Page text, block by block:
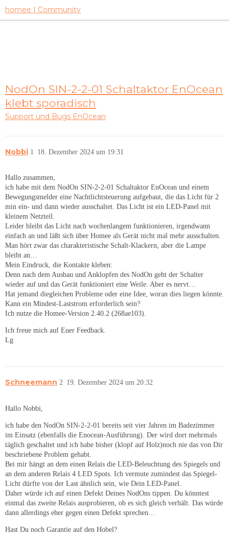
homee | Community
NodOn SIN-2-2-01 Schaltaktor EnOcean
klebt sporadisch
Support und Bugs EnOcean
Nobbi 18. Dezember 2024 um 19:31
1
Hallo zusammen,
ich habe mit dem NodOn SIN-2-2-01 Schaltaktor EnOcean und einem
Bewegungsmelder eine Nachtlichtsteuerung aufgebaut, die das Licht für 2
min ein- und dann wieder ausschaltet. Das Licht ist ein LED-Panel mit
kleinem Netzteil.
Leider bleibt das Licht nach wochenlangem funktionieren, irgendwann
einfach an und läßt sich über Homee als Gerät nicht mal mehr ausschalten.
Man hört zwar das charakteristische Schalt-Klackern, aber die Lampe
bleibt an…
Mein Eindruck, die Kontakte kleben:
Denn nach dem Ausbau und Anklopfen des NodOn geht der Schalter
wieder auf und das Gerät funktioniert eine Weile. Aber es nervt…
Hat jemand diegleichen Probleme oder eine Idee, woran dies liegen könnte.
Kann ein Mindest-Laststrom erforderlich sein?
Ich nutze die Homee-Version 2.40.2 (268ae103).
Ich freue mich auf Euer Feedback.
Lg
Schneemann 19. Dezember 2024 um 20:32
2
Hallo Nobbi,
ich habe den NodOn SIN-2-2-01 bereits seit vier Jahren im Badezimmer
im Einsatz (ebenfalls die Enocean-Ausführung). Der wird dort mehrmals
täglich geschaltet und ich habe bisher (klopf auf Holz)noch nie das von Dir
beschriebene Problem gehabt.
Bei mir hängt an dem einen Relais die LED-Beleuchtung des Spiegels und
an dem anderen Relais 4 LED Spots. Ich vermute zumindest das Spiegel-
Licht dürfte von der Last ähnlich sein, wie Dein LED-Panel.
Daher würde ich auf einen Defekt Deines NodOns tippen. Du könntest
einmal das zweite Relais ausprobieren, ob es sich gleich verhält. Das würde
dann allerdings eher gegen einen Defekt sprechen…
Hast Du noch Garantie auf den Hobel?